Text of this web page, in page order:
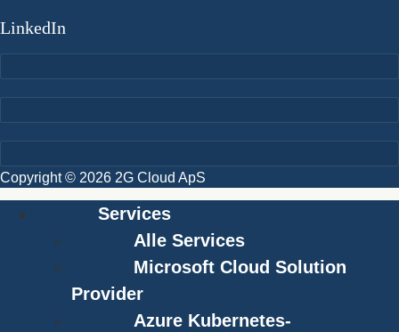
LinkedIn
Copyright © 2026 2G Cloud ApS
Services
Alle Services
Microsoft Cloud Solution
Provider
Azure Kubernetes-